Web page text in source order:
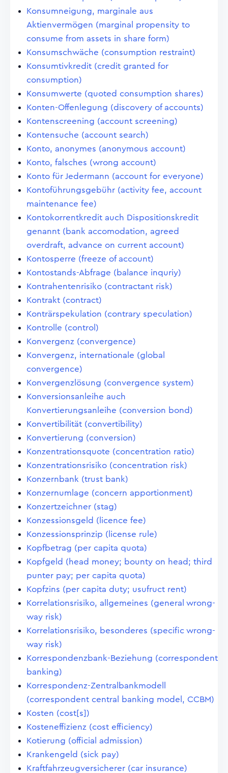
Konsumneigung, marginale aus
Aktienvermögen (marginal propensity to
consume from assets in share form)
Konsumschwäche (consumption restraint)
Konsumtivkredit (credit granted for
consumption)
Konsumwerte (quoted consumption shares)
Konten-Offenlegung (discovery of accounts)
Kontenscreening (account screening)
Kontensuche (account search)
Konto, anonymes (anonymous account)
Konto, falsches (wrong account)
Konto für Jedermann (account for everyone)
Kontoführungsgebühr (activity fee, account
maintenance fee)
Kontokorrentkredit auch Dispositionskredit
genannt (bank accomodation, agreed
overdraft, advance on current account)
Kontosperre (freeze of account)
Kontostands-Abfrage (balance inquriy)
Kontrahentenrisiko (contractant risk)
Kontrakt (contract)
Konträrspekulation (contrary speculation)
Kontrolle (control)
Konvergenz (convergence)
Konvergenz, internationale (global
convergence)
Konvergenzlösung (convergence system)
Konversionsanleihe auch
Konvertierungsanleihe (conversion bond)
Konvertibilität (convertibility)
Konvertierung (conversion)
Konzentrationsquote (concentration ratio)
Konzentrationsrisiko (concentration risk)
Konzernbank (trust bank)
Konzernumlage (concern apportionment)
Konzertzeichner (stag)
Konzessionsgeld (licence fee)
Konzessionsprinzip (license rule)
Kopfbetrag (per capita quota)
Kopfgeld (head money; bounty on head; third
punter pay; per capita quota)
Kopfzins (per capita duty; usufruct rent)
Korrelationsrisiko, allgemeines (general wrong-
way risk)
Korrelationsrisiko, besonderes (specific wrong-
way risk)
Korrespondenzbank-Beziehung (correspondent
banking)
Korrespondenz-Zentralbankmodell
(correspondent central banking model, CCBM)
Kosten (cost[s])
Kosteneffizienz (cost efficiency)
Kotierung (official admission)
Krankengeld (sick pay)
Kraftfahrzeugversicherer (car insurance)